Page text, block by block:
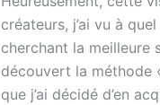
créateurs, j’ai vu à
cherchant la meilleure
découvert la méthode
que j’ai décidé d’en